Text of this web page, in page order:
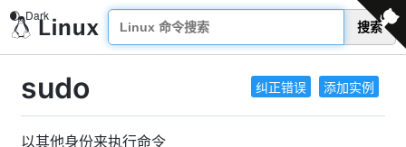
搜索
纠正错误 添加实例
sudo
以其他身份来执行命令